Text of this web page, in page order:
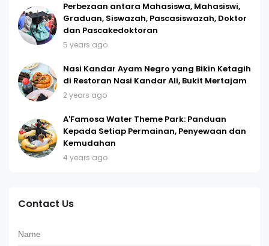
Perbezaan antara Mahasiswa, Mahasiswi,
Graduan, Siswazah, Pascasiswazah, Doktor
dan Pascakedoktoran
5 years ago
Nasi Kandar Ayam Negro yang Bikin Ketagih
di Restoran Nasi Kandar Ali, Bukit Mertajam
2 years ago
A'Famosa Water Theme Park: Panduan
Kepada Setiap Permainan, Penyewaan dan
Kemudahan
4 years ago
Contact Us